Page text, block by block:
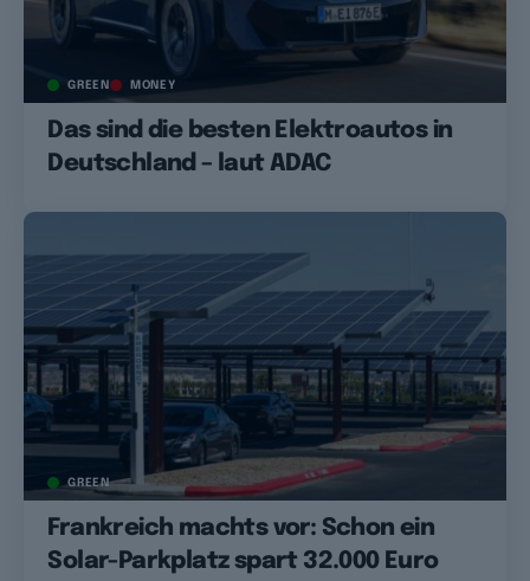
GREEN MONEY
Das sind die besten Elektroautos in
Deutschland – laut ADAC
GREEN
Frankreich machts vor: Schon ein
Solar-Parkplatz spart 32.000 Euro